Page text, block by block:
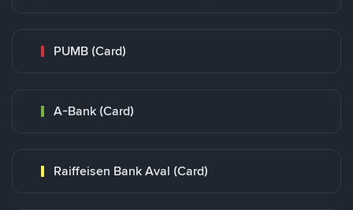
PUMB (Card)
A-Bank (Card)
Raiffeisen Bank Aval (Card)